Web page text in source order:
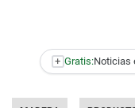
+ Gratis:Noticias